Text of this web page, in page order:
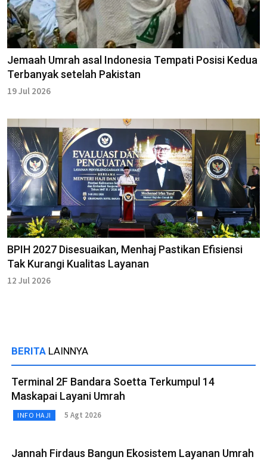
Jemaah Umrah asal Indonesia Tempati Posisi Kedua
Terbanyak setelah Pakistan
19 Jul 2026
BPIH 2027 Disesuaikan, Menhaj Pastikan Efisiensi
Tak Kurangi Kualitas Layanan
12 Jul 2026
BERITA LAINNYA
Terminal 2F Bandara Soetta Terkumpul 14
Maskapai Layani Umrah
INFO HAJI 5 Agt 2026
Jannah Firdaus Bangun Ekosistem Layanan Umrah